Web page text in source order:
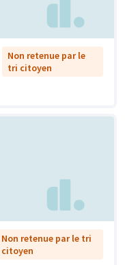
Non retenue par le
tri citoyen
Non retenue par le tri
citoyen